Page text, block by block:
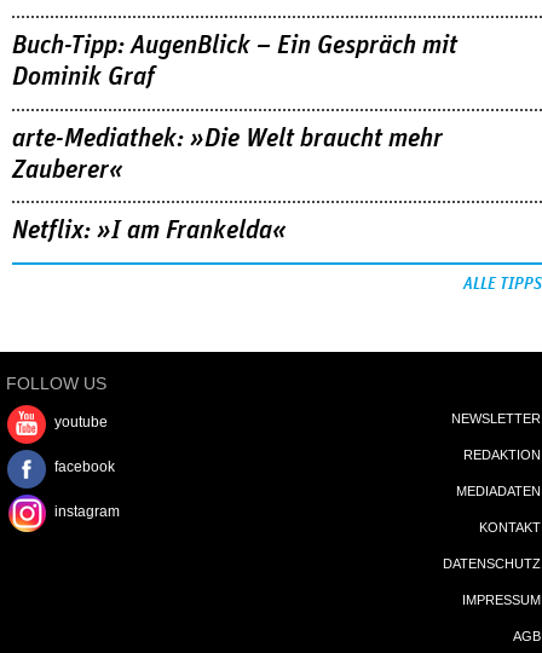
Buch-Tipp: AugenBlick – Ein Gespräch mit
Dominik Graf
arte-Mediathek: »Die Welt braucht mehr
Zauberer«
Netflix: »I am Frankelda«
ALLE TIPPS
FOLLOW US
youtube
facebook
instagram
NEWSLETTER
REDAKTION
MEDIADATEN
KONTAKT
DATENSCHUTZ
IMPRESSUM
AGB